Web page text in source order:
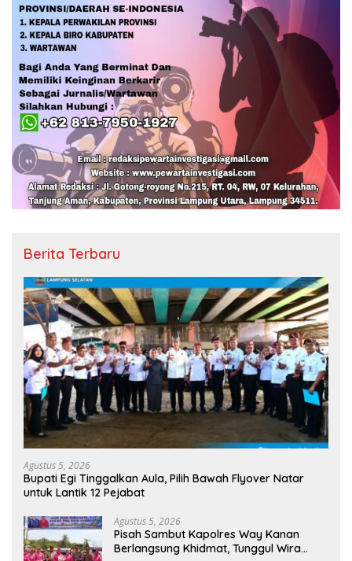
Berita Terbaru
Agustus 5, 2026
Bupati Egi Tinggalkan Aula, Pilih Bawah Flyover Natar
untuk Lantik 12 Pejabat
Agustus 5, 2026
Pisah Sambut Kapolres Way Kanan
Berlangsung Khidmat, Tunggul Wira